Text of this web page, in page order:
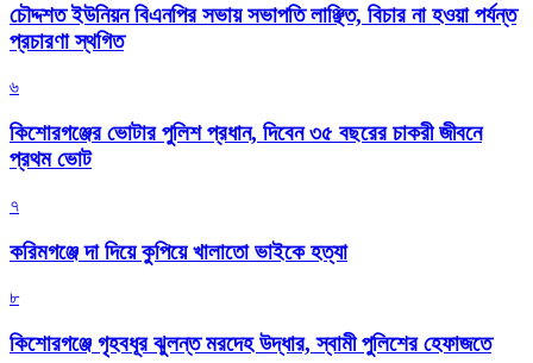
চৌদ্দশত ইউনিয়ন বিএনপির সভায় সভাপতি লাঞ্ছিত, বিচার না হওয়া পর্যন্ত
প্রচারণা স্থগিত
৬
কিশোরগঞ্জের ভোটার পুলিশ প্রধান, দিবেন ৩৫ বছরের চাকরী জীবনে
প্রথম ভোট
৭
করিমগঞ্জে দা দিয়ে কুপিয়ে খালাতো ভাইকে হত্যা
৮
কিশোরগঞ্জে গৃহবধূর ঝুলন্ত মরদেহ উদ্ধার, স্বামী পুলিশের হেফাজতে